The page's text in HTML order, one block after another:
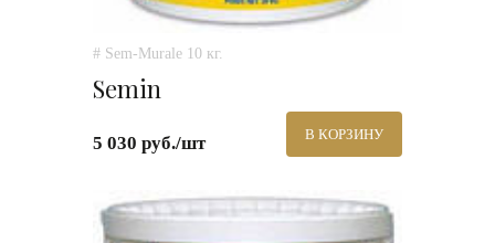
# Sem-Murale 10 кг.
Semin
5 030 руб./шт В КОРЗИНУ